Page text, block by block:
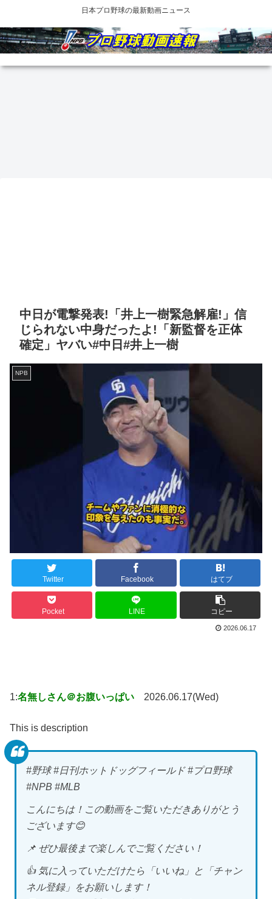
日本プロ野球の最新動画ニュース
中日が電撃発表!「井上一樹緊急解雇!」信
じられない中身だったよ!「新監督を正体
確定」ヤバい#中日#井上一樹
NPB
Twitter Facebook はてブ
Pocket LINE コピー
2026.06.17
1:名無しさん＠お腹いっぱい 2026.06.17(Wed)
This is description
#野球 #日刊ホットドッグフィールド #プロ野球
#NPB #MLB
こんにちは！この動画をご覧いただきありがとう
ございます😊
📌 ぜひ最後まで楽しんでご覧ください！
👍 気に入っていただけたら「いいね」と「チャン
ネル登録」をお願いします！